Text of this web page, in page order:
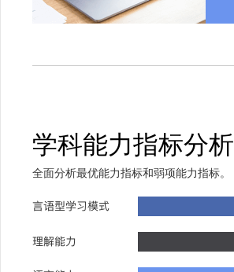
学科能力指标分析
全面分析最优能力指标和弱项能力指标。